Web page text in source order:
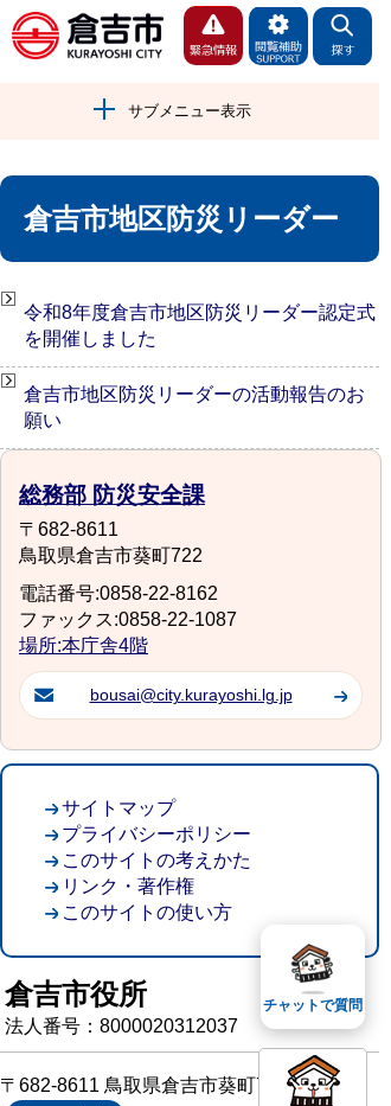
サブメニュー表示
倉吉市地区防災リーダー
令和8年度倉吉市地区防災リーダー認定式
を開催しました
倉吉市地区防災リーダーの活動報告のお
願い
総務部 防災安全課
〒682-8611
鳥取県倉吉市葵町722
電話番号:0858-22-8162
ファックス:0858-22-1087
場所:本庁舎4階
bousai@city.kurayoshi.lg.jp
サイトマップ
プライバシーポリシー
このサイトの考えかた
リンク・著作権
このサイトの使い方
倉吉市役所
法人番号：8000020312037
〒682-8611 鳥取県倉吉市葵町722
チャットで質問